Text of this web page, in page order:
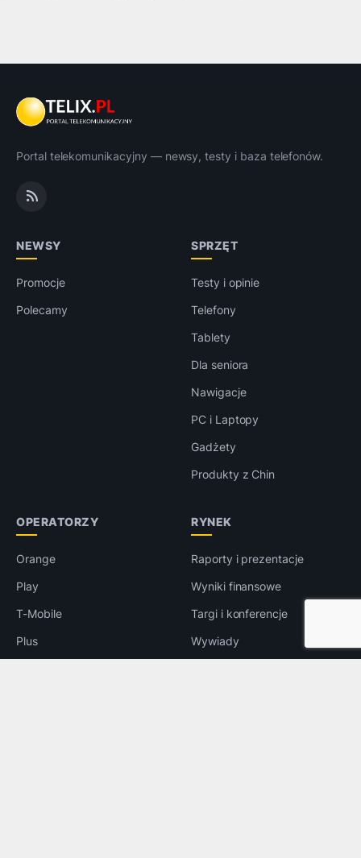
Portal telekomunikacyjny — newsy, testy i baza telefonów.
NEWSY
Promocje
Polecamy
SPRZĘT
Testy i opinie
Telefony
Tablety
Dla seniora
Nawigacje
PC i Laptopy
Gadżety
Produkty z Chin
OPERATORZY
Orange
Play
T-Mobile
Plus
RYNEK
Raporty i prezentacje
Wyniki finansowe
Targi i konferencje
Wywiady